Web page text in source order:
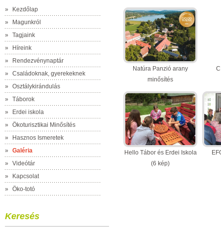
»
Kezdőlap
»
Magunkról
»
Tagjaink
»
Híreink
»
Rendezvénynaptár
»
Családoknak, gyerekeknek
»
Osztálykirándulás
»
Táborok
»
Erdei iskola
»
Ökoturisztikai Minősítés
»
Hasznos Ismeretek
»
Galéria
»
Videótár
»
Kapcsolat
»
Öko-totó
Keresés
Natúra Panzió arany
minősítés
(3 kép)
Hello Tábor és Erdei Iskola
(6 kép)